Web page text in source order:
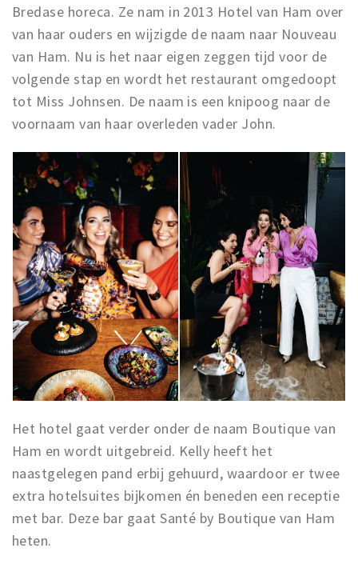
Drinken
Slapen
Winkels
Winkelgebieden
Parkeren
Inloggen
Bredase horeca. Ze nam in 2013 Hotel van Ham over
van haar ouders en wijzigde de naam naar Nouveau
van Ham. Nu is het naar eigen zeggen tijd voor de
volgende stap en wordt het restaurant omgedoopt
tot Miss Johnsen. De naam is een knipoog naar de
voornaam van haar overleden vader John.
Het hotel gaat verder onder de naam Boutique van
Ham en wordt uitgebreid. Kelly heeft het
naastgelegen pand erbij gehuurd, waardoor er twee
extra hotelsuites bijkomen én beneden een receptie
met bar. Deze bar gaat Santé by Boutique van Ham
heten.